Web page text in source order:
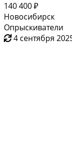
140 400 ₽
Новосибирск
Опрыскиватели
4 сентября